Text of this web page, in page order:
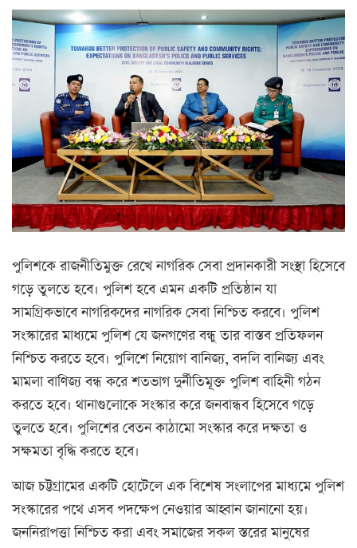
পুলিশকে রাজনীতিমুক্ত রেখে নাগরিক সেবা প্রদানকারী সংস্থা হিসেবে
গড়ে তুলতে হবে। পুলিশ হবে এমন একটি প্রতিষ্ঠান যা
সামগ্রিকভাবে নাগরিকদের নাগরিক সেবা নিশ্চিত করবে। পুলিশ
সংস্কারের মাধ্যমে পুলিশ যে জনগণের বন্ধু তার বাস্তব প্রতিফলন
নিশ্চিত করতে হবে। পুলিশে নিয়োগ বানিজ্য, বদলি বানিজ্য এবং
মামলা বাণিজ্য বন্ধ করে শতভাগ দুর্নীতিমূক্ত পুলিশ বাহিনী গঠন
করতে হবে। থানাগুলোকে সংস্কার করে জনবান্ধব হিসেবে গড়ে
তুলতে হবে। পুলিশের বেতন কাঠামো সংস্কার করে দক্ষতা ও
সক্ষমতা বৃদ্ধি করতে হবে।
আজ চট্টগ্রামের একটি হোটেলে এক বিশেষ সংলাপের মাধ্যমে পুলিশ
সংস্কারের পথে এসব পদক্ষেপ নেওয়ার আহ্বান জানানো হয়।
জননিরাপত্তা নিশ্চিত করা এবং সমাজের সকল স্তরের মানুষের